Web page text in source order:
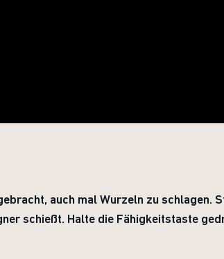
auch mal Wurzeln zu schlagen.
schießt. Halte die Fähigkeitstaste